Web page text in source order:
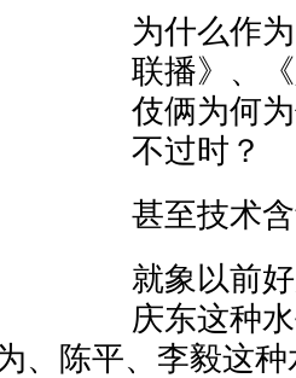
为什么作
联播》、
伎俩为何
不过时？
甚至技术
就象以前
庆东这种
、陈平、李毅这